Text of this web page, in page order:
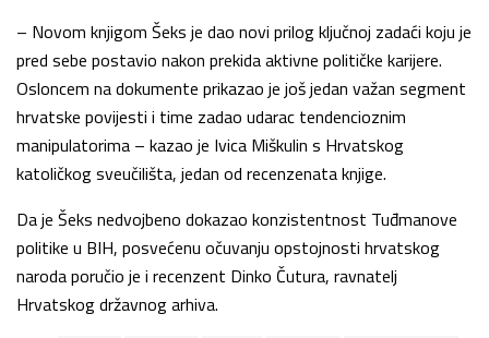
– Novom knjigom Šeks je dao novi prilog ključnoj zadaći koju je
pred sebe postavio nakon prekida aktivne političke karijere.
Osloncem na dokumente prikazao je još jedan važan segment
hrvatske povijesti i time zadao udarac tendencioznim
manipulatorima – kazao je Ivica Miškulin s Hrvatskog
katoličkog sveučilišta, jedan od recenzenata knjige.
Da je Šeks nedvojbeno dokazao konzistentnost Tuđmanove
politike u BIH, posvećenu očuvanju opstojnosti hrvatskog
naroda poručio je i recenzent Dinko Čutura, ravnatelj
Hrvatskog državnog arhiva.